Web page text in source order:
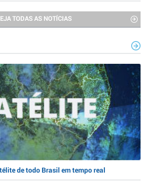
TODAS AS NOTÍCIAS
de todo Brasil em tempo real